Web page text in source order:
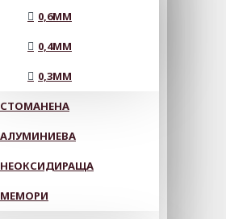
0,6MM
0,4MM
0,3MM
СТОМАНЕНА
АЛУМИНИЕВА
НЕОКСИДИРАЩА
МЕМОРИ